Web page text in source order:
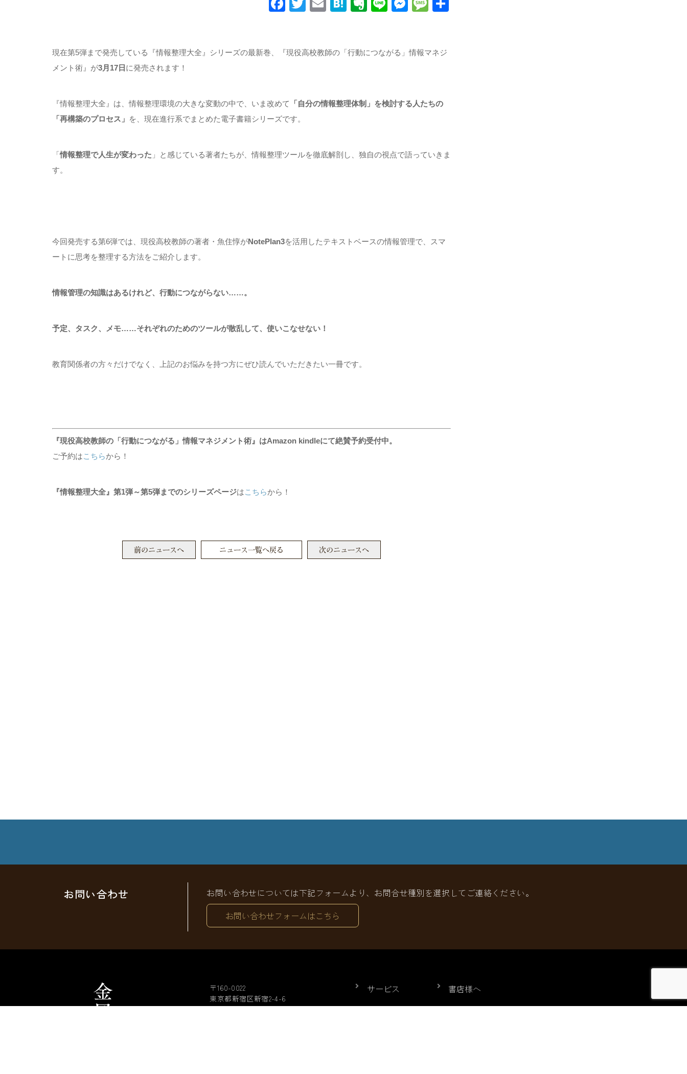
現在第5弾まで発売している『情報整理大全』シリーズの最新巻、『現役高校教師の「行動につながる」情報マネジ
メント術』が3月17日 に発売されます！
『情報整理大全』は、情報整理環境の大きな変動の中で、いま改めて
「自分の情報整理体制」を検討する人たちの
「再構築のプロセス」 を、現在進行系でまとめた電子書籍シリーズです。
「情報整理で人生が変わった 」と感じている著者たちが、情報整理ツールを徹底解剖し、独自の視点で語っていきま
す。
今回発売する第6弾では、現役高校教師の著者・魚住惇がNotePlan3を活用したテキストベースの情報管理で、スマ
ートに思考を整理する方法をご紹介します。
情報管理の知識はあるけれど、行動につながらない……。
予定、タスク、メモ……それぞれのためのツールが散乱して、使いこなせない！
教育関係者の方々だけでなく、上記のお悩みを持つ方にぜひ読んでいただきたい一冊です。
『現役高校教師の「行動につながる」情報マネジメント術』はAmazon kindleにて絶賛予約受付中。
ご予約はこちらから！
『情報整理大全』第1弾～第5弾までのシリーズページはこちらから！
前のニュースへ ニュース一覧へ戻る 次のニュースへ
お問い合わせ お問い合わせについては下記フォームより、お問合せ種別を選択してご連絡ください。
お問い合わせフォームはこちら
〒160-0022
東京都新宿区新宿2-4-6
フォーシーズンビルアネックス7F
サービス
書店様へ